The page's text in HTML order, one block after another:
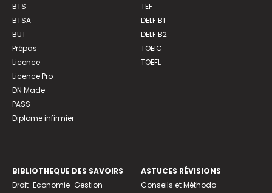
BTS
BTSA
BUT
Prépas
Licence
Licence Pro
DN Made
PASS
Diplome infirmier
TEF
DELF B1
DELF B2
TOEIC
TOEFL
BIBLIOTHEQUE DES SAVOIRS
Droit-Economie-Gestion
ASTUCES RÉVISIONS
Conseils et Méthodo